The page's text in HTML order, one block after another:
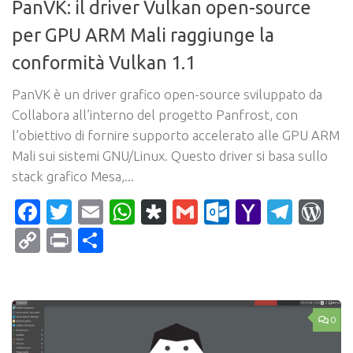
PanVK: il driver Vulkan open-source
per GPU ARM Mali raggiunge la
conformità Vulkan 1.1
PanVK è un driver grafico open-source sviluppato da
Collabora all’interno del progetto Panfrost, con
l’obiettivo di fornire supporto accelerato alle GPU ARM
Mali sui sistemi GNU/Linux. Questo driver si basa sullo
stack grafico Mesa,...
Facebook
Twitter
EmailWhatsApp
Diaspora
Gmail Yahoo
CopyPrint
0